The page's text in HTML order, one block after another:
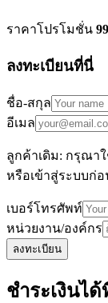
ราคาโปรโมชั่น
ลงทะเบียนที่นี่
ชื่อ-สกุล
อีเมล
ลูกค้าเดิม: กรุณา
หรือเข้าสู่ระบบก่อ
เบอร์โทรศัพท์
หน่วยงาน/องค์กร
ลงทะเบียน
ชำระเงินได้